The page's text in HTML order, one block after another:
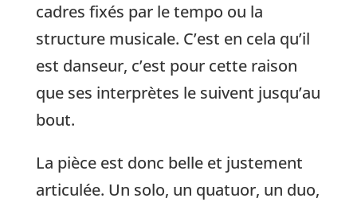
cadres fixés par le tempo ou la
structure musicale. C’est en cela qu’il
est danseur, c’est pour cette raison
que ses interprètes le suivent jusqu’au
bout.
La pièce est donc belle et justement
articulée. Un solo, un quatuor, un duo,